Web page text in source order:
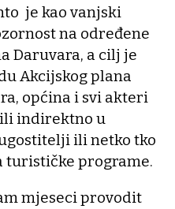
je kao vanjski
na određene
Daruvara, a cilj je
Akcijskog plana
općina i svi akteri
indirektno u
ili netko tko
turističke programe.
mjeseci provodit